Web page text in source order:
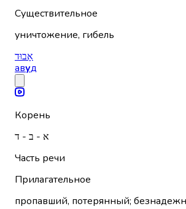
Существительное
уничтожение, гибель
אָבוּד
авуд
Корень
א - ב - ד
Часть речи
Прилагательное
пропавший, потерянный;